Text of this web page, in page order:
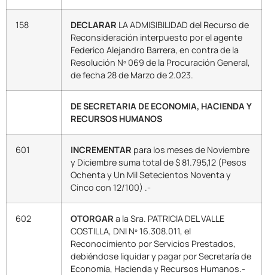
158 DECLARAR LA ADMISIBILIDAD del Recurso de
Reconsideración interpuesto por el agente
Federico Alejandro Barrera, en contra de la
Resolución Nº 069 de la Procuración General,
de fecha 28 de Marzo de 2.023.
DE SECRETARIA DE ECONOMIA, HACIENDA Y
RECURSOS HUMANOS
601 INCREMENTAR para los meses de Noviembre
y Diciembre suma total de $ 81.795,12 (Pesos
Ochenta y Un Mil Setecientos Noventa y
Cinco con 12/100) .-
602 OTORGAR a la Sra. PATRICIA DEL VALLE
COSTILLA, DNI Nº 16.308.011, el
Reconocimiento por Servicios Prestados,
debiéndose liquidar y pagar por Secretaría de
Economía, Hacienda y Recursos Humanos.-